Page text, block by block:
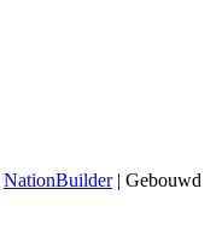
NationBuilder| Gebouwd